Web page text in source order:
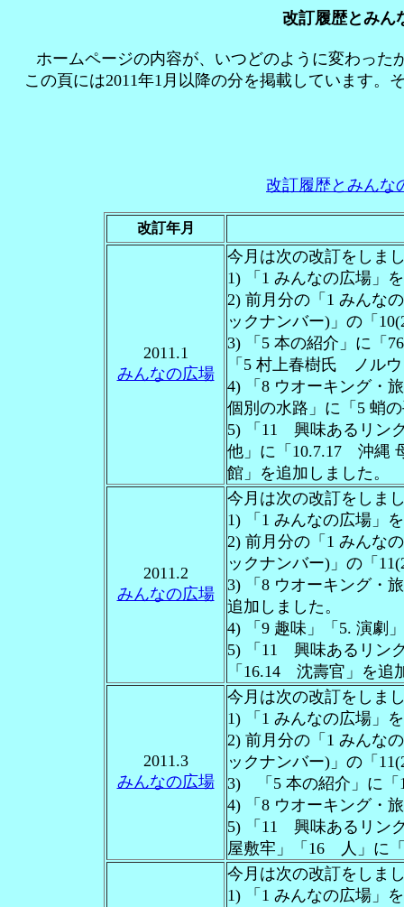
改訂履歴とみん
ホームページの内容が、いつどのように変わっ
この頁には2011年1月以降の分を掲載しています
改訂履歴とみんな
改訂年月
2011.1
みんなの広場
今月は次の改訂をしま
1) 「1 みんなの広場」
2) 前月分の「1 みんな
ックナンバー)」の「
3) 「5 本の紹介」に「
「5 村上春樹氏 ノル
4) 「8 ウオーキング
個別の水路」に「5 蛸
5) 「11 興味あるリン
他」に「10.7.17 沖縄
館」を追加しました。
2011.2
みんなの広場
今月は次の改訂をしま
1) 「1 みんなの広場」
2) 前月分の「1 みんな
ックナンバー)」の「
3) 「8 ウオーキング・
追加しました。
4) 「9 趣味」「5. 演劇
5) 「11 興味あるリン
「16.14 沈壽官」を追
2011.3
みんなの広場
今月は次の改訂をしま
1) 「1 みんなの広場」
2) 前月分の「1 みんな
ックナンバー)」の「
3) 「5 本の紹介」に「
4) 「8 ウオーキング・
5) 「11 興味あるリン
屋敷牢」「16 人」に
今月は次の改訂をしま
1) 「1 みんなの広場」